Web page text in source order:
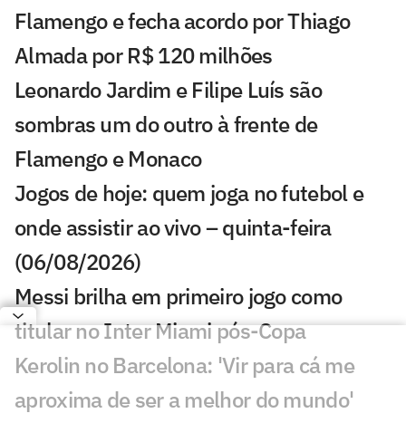
Flamengo e fecha acordo por Thiago
Almada por R$ 120 milhões
Leonardo Jardim e Filipe Luís são
sombras um do outro à frente de
Flamengo e Monaco
Jogos de hoje: quem joga no futebol e
onde assistir ao vivo – quinta-feira
(06/08/2026)
Messi brilha em primeiro jogo como
titular no Inter Miami pós-Copa
Kerolin no Barcelona: 'Vir para cá me
aproxima de ser a melhor do mundo'